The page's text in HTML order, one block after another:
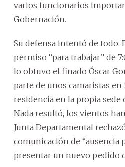
varios funcionarios
Gobernación.
Su defensa intentó de todo.
permiso “para trabajar” de
lo obtuvo el finado Óscar
parte de unos camaristas en
residencia en la propia sede
Nada resultó, los vientos
Junta Departamental
comunicación de “ausencia
presentar un nuevo pedido